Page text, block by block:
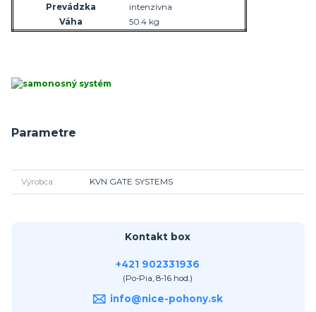
Prevádzka
intenzívna
Váha
50.4 kg
Parametre
Výrobca KVN GATE SYSTEMS
Kontakt box
+421 902331936
(Po-Pia, 8-16 hod.)
info@nice-pohony.sk